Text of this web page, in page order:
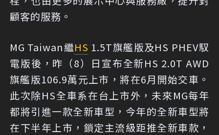
顧客的服務。
MG Taiwan繼HS 1.5T旗艦版及HS PHEV馭
電版後，昨（8）日宣布全新HS 2.0T AWD
旗艦版106.9萬元上市，將在6月開始交車。
此次除HS全車系在台上市外，未來MG每年
都將引進一款全新車型，今年的全新車型將
在下半年上市，鎖定主流級距推全新車款，